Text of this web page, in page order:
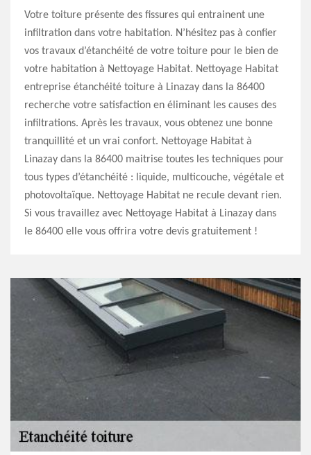
Votre toiture présente des fissures qui entrainent une
infiltration dans votre habitation. N’hésitez pas à confier
vos travaux d’étanchéité de votre toiture pour le bien de
votre habitation à Nettoyage Habitat. Nettoyage Habitat
entreprise étanchéité toiture à Linazay dans la 86400
recherche votre satisfaction en éliminant les causes des
infiltrations. Après les travaux, vous obtenez une bonne
tranquillité et un vrai confort. Nettoyage Habitat à
Linazay dans la 86400 maitrise toutes les techniques pour
tous types d’étanchéité : liquide, multicouche, végétale et
photovoltaïque. Nettoyage Habitat ne recule devant rien.
Si vous travaillez avec Nettoyage Habitat à Linazay dans
le 86400 elle vous offrira votre devis gratuitement !